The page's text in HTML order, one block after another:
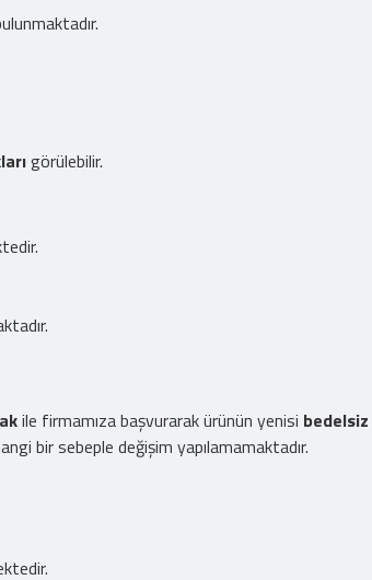
görülebilir.
ile firmamıza başvurarak ürünün yenisi bedelsiz
bir sebeple değişim yapılamamaktadır.